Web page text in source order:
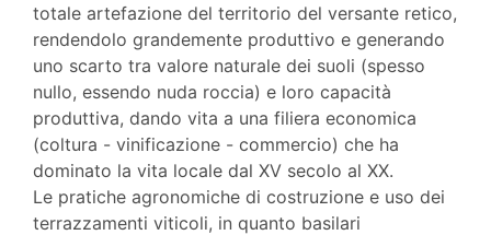
totale artefazione del territorio del versante retico,
rendendolo grandemente produttivo e generando
uno scarto tra valore naturale dei suoli (spesso
nullo, essendo nuda roccia) e loro capacità
produttiva, dando vita a una filiera economica
(coltura - vinificazione - commercio) che ha
dominato la vita locale dal XV secolo al XX.
Le pratiche agronomiche di costruzione e uso dei
terrazzamenti viticoli, in quanto basilari